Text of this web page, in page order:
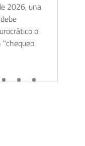
2026, una
o
"chequeo